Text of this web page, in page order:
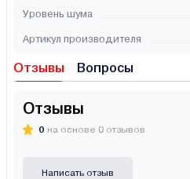
Уровень шума
Артикул производителя
Отзывы Вопросы
Отзывы
0 на основе 0 отзывов
Написать отзыв